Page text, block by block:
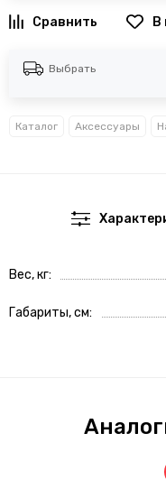
В
Выбрать
Каталог Аксессуары
Вес, кг
Габариты, см